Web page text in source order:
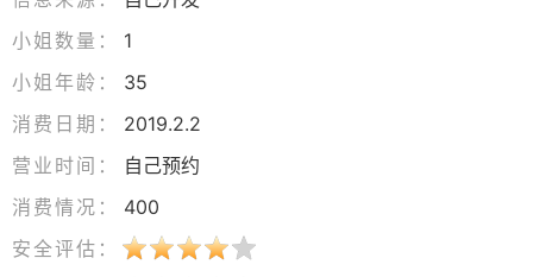
小姐数量：
1
小姐年龄：
35
消费日期：
2019.2.2
营业时间：
自己预约
消费情况：
400
安全评估：